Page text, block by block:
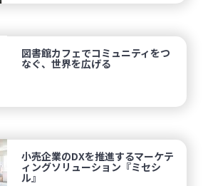
図書館カフェでコミュニティをつ
なぐ、世界を広げる
小売企業のDXを推進するマーケテ
ィングソリューション『ミセシ
ル』